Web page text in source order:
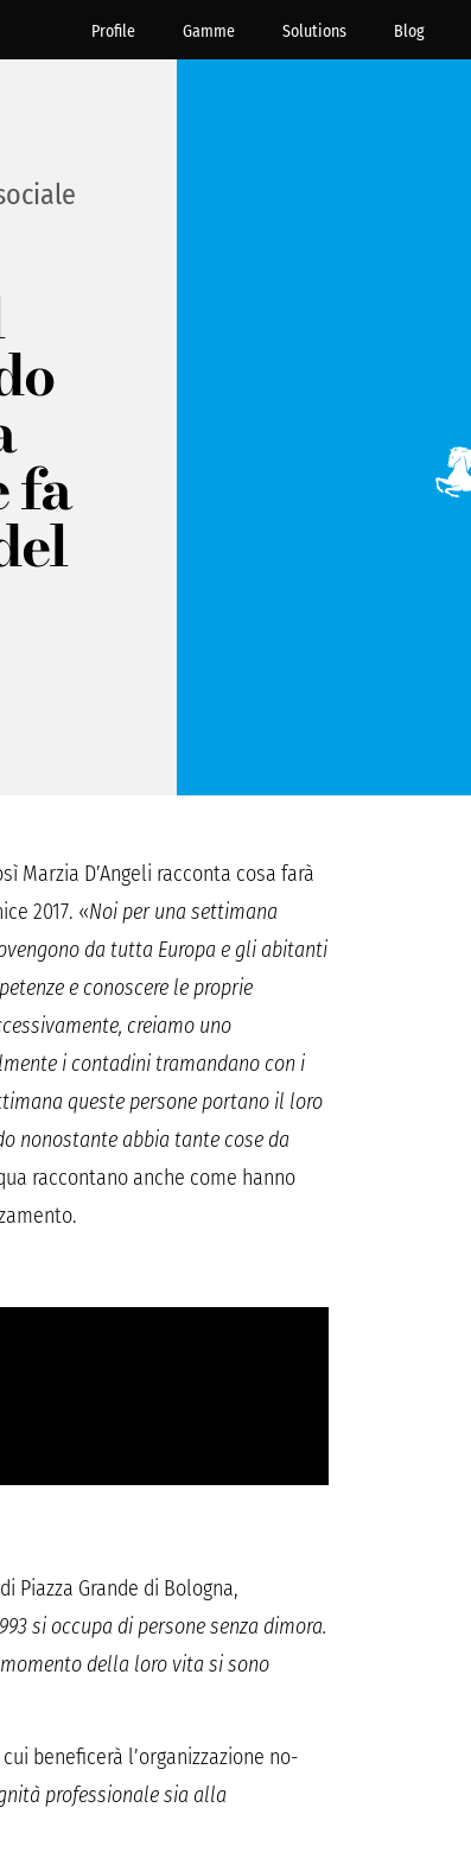
Profile Gamme Solutions Blog
fa
Marzia D’Angeli racconta cosa farà
2017. «Noi per una settimana
da tutta Europa e gli abitanti
e conoscere le proprie
creiamo uno
i contadini tramandano con i
queste persone portano il loro
nonostante abbia tante cose da
raccontano anche come hanno
Piazza Grande di Bologna,
si occupa di persone senza dimora.
della loro vita si sono
beneficerà l’organizzazione no-
professionale sia alla